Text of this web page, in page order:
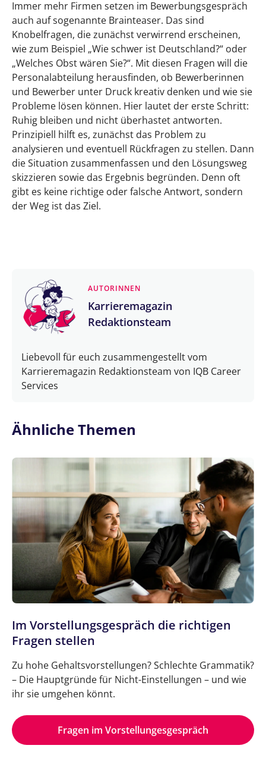
Immer mehr Firmen setzen im Bewerbungsgespräch
auch auf sogenannte Brainteaser. Das sind
Knobelfragen, die zunächst verwirrend erscheinen,
wie zum Beispiel „Wie schwer ist Deutschland?“ oder
„Welches Obst wären Sie?“. Mit diesen Fragen will die
Personalabteilung herausfinden, ob Bewerberinnen
und Bewerber unter Druck kreativ denken und wie sie
Probleme lösen können. Hier lautet der erste Schritt:
Ruhig bleiben und nicht überhastet antworten.
Prinzipiell hilft es, zunächst das Problem zu
analysieren und eventuell Rückfragen zu stellen. Dann
die Situation zusammenfassen und den Lösungsweg
skizzieren sowie das Ergebnis begründen. Denn oft
gibt es keine richtige oder falsche Antwort, sondern
der Weg ist das Ziel.
AUTORINNEN
Karrieremagazin
Redaktionsteam
Liebevoll für euch zusammengestellt vom
Karrieremagazin Redaktionsteam von IQB Career
Services
Ähnliche Themen
Im Vorstellungsgespräch die richtigen
Fragen stellen
Zu hohe Gehaltsvorstellungen? Schlechte Grammatik?
– Die Hauptgründe für Nicht-Einstellungen – und wie
ihr sie umgehen könnt.
Fragen im Vorstellungesgespräch